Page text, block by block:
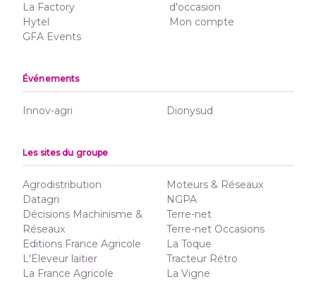
La Factory
Hytel
GFA Events
d'occasion
Mon compte
Événements
Innov-agri Dionysud
Les sites du groupe
Agrodistribution
Datagri
Décisions Machinisme &
Réseaux
Editions France Agricole
L'Eleveur laitier
La France Agricole
Moteurs & Réseaux
NGPA
Terre-net
Terre-net Occasions
La Toque
Tracteur Rétro
La Vigne